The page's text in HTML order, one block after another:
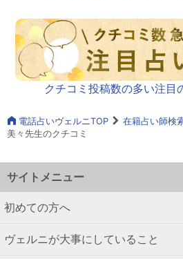
クチコミ投稿数の多い注目
電話占いヴェルニTOP 在籍占い師検
美々先生のクチコミ
サイトメニュー
初めての方へ
ヴェルニが大事にしていること